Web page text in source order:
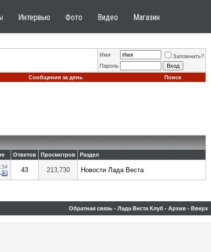
Интервью Фото Видео Магазин
Имя
Запомнить?
Пароль
Сообщения за день Поиск
Ответов Просмотров Раздел
43 213,730 Новости Лада Веста
Обратная связь - Лада Веста Клуб - Архив - Вверх